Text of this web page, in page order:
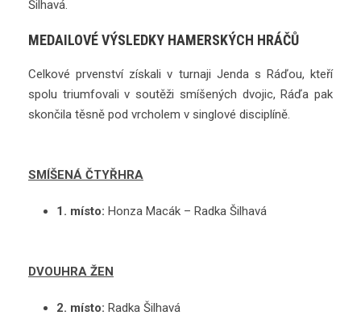
Šilhavá.
MEDAILOVÉ VÝSLEDKY HAMERSKÝCH HRÁČŮ
Celkové prvenství získali v turnaji Jenda s Ráďou, kteří
spolu triumfovali v soutěži smíšených dvojic, Ráďa pak
skončila těsně pod vrcholem v singlové disciplíně.
SMÍŠENÁ ČTYŘHRA
1. místo: Honza Macák – Radka Šilhavá
DVOUHRA ŽEN
2. místo: Radka Šilhavá